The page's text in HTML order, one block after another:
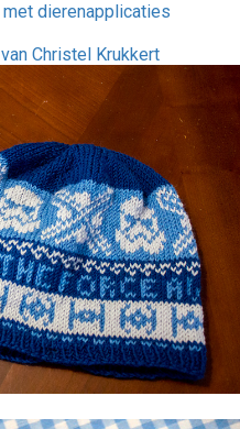
dierenapplicaties
Christel Krukkert